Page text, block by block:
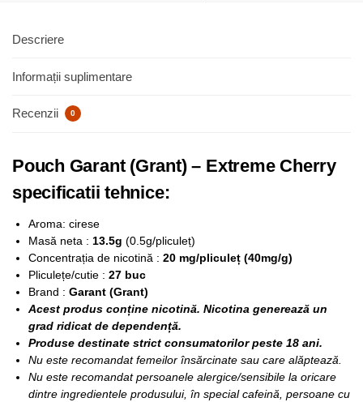
Descriere
Informații suplimentare
Recenzii 0
Pouch Garant (Grant) – Extreme Cherry
specificatii tehnice:
Aroma: cirese
Masă neta : 13.5g (0.5g/pliculeț)
Concentrația de nicotină : 20 mg/pliculeț (40mg/g)
Pliculețe/cutie : 27 buc
Brand : Garant (Grant)
Acest produs conține nicotină. Nicotina generează un
grad ridicat de dependență.
Produse destinate strict consumatorilor peste 18 ani.
Nu este recomandat femeilor însărcinate sau care alăptează.
Nu este recomandat persoanele alergice/sensibile la oricare
dintre ingredientele produsului, în special cafeină, persoane cu